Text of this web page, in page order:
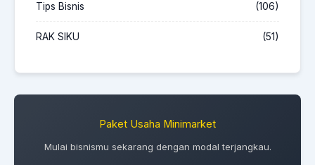
Tips Bisnis (106)
RAK SIKU (51)
Paket Usaha Minimarket
Mulai bisnismu sekarang dengan modal terjangkau.